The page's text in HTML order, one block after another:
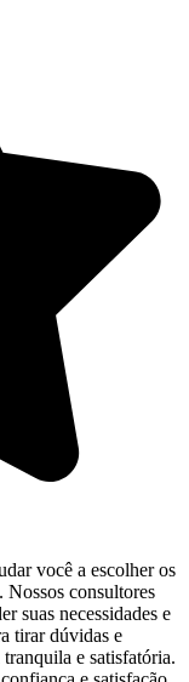
você a escolher os
Nossos consultores
suas necessidades e
tirar dúvidas e
e satisfatória.